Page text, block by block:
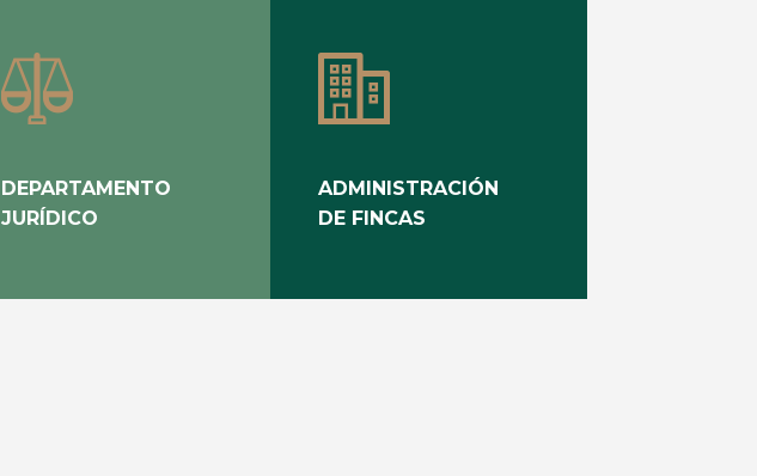
DEPARTAMENTO
JURÍDICO
ADMINISTRACIÓN
DE FINCAS